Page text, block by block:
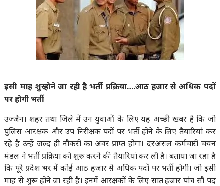
इसी माह शुरू होने जा रही है भर्ती प्रक्रिया….आठ हजार से अधिक पदों
पर होगी भर्ती
उज्जैन। शहर तथा जिले में उन युवाओं के लिए यह अच्छी खबर है कि जो
पुलिस आरक्षक और उप निरीक्षक पदों पर भर्ती होने के लिए तैयारियां कर
रहे है उन्हें जल्द ही नौकरी का अवर प्राप्त होगा। दरअसल कर्मचारी चयन
मंडल ने भर्ती प्रक्रिया को शुरू करने की तैयारियां कर ली है। बताया जा रहा है
कि पूरे प्रदेश भर में कोई आठ हजार से अधिक पदों पर भर्ती होगी। जो इसी
माह से शुरू होने जा रही है। इनमें आरक्षकों के लिए सात हजार पांच सौ पद